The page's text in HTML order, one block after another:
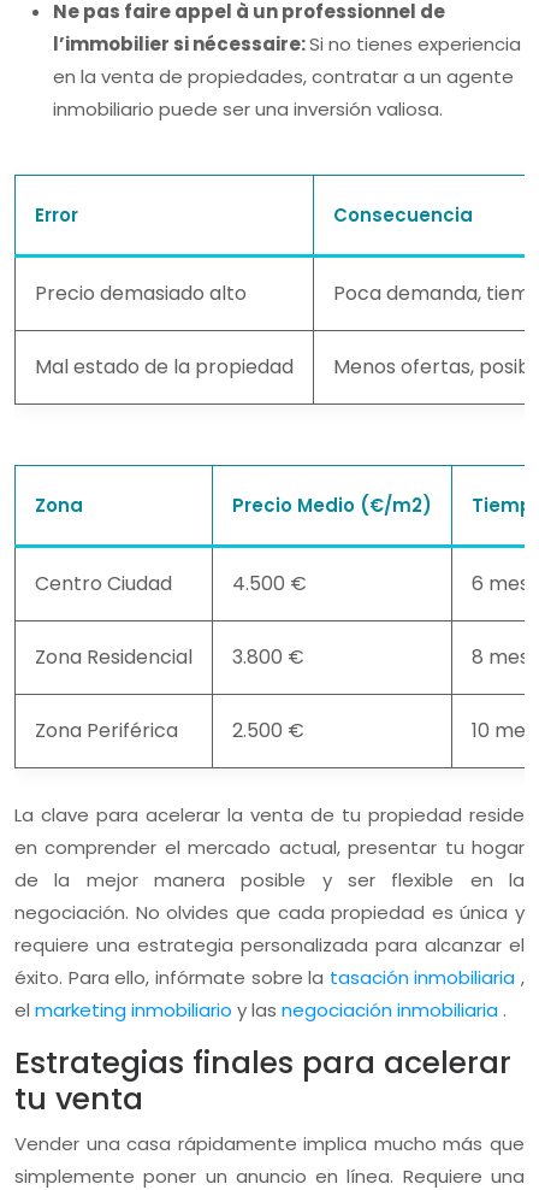
Ne pas faire appel à un professionnel de
l’immobilier si nécessaire:Si no tienes experiencia
en la venta de propiedades, contratar a un agente
inmobiliario puede ser una inversión valiosa.
Error Consecuencia
Precio demasiado alto Poca demanda,
Mal estado de la propiedad Menos ofertas,
Zona Precio Medio (€/m2)
Centro Ciudad 4.500 € 6
Zona Residencial 3.800 € 8
Zona Periférica 2.500 € 10
La clave para acelerar la venta de tu propiedad reside
en comprender el mercado actual, presentar tu hogar
de la mejor manera posible y ser flexible en la
negociación. No olvides que cada propiedad es única y
requiere una estrategia personalizada para alcanzar el
éxito. Para ello, infórmate sobre la tasación inmobiliaria ,
el marketing inmobiliario y las negociación inmobiliaria .
Estrategias finales para acelerar
tu venta
Vender una casa rápidamente implica mucho más que
simplemente poner un anuncio en línea. Requiere una